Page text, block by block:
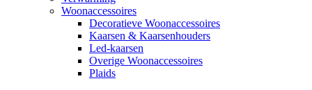
Woonaccessoires
Decoratieve Woonaccessoires
Kaarsen & Kaarsenhouders
Led-kaarsen
Overige Woonaccessoires
Plaids